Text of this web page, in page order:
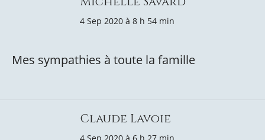
4 Sep 2020 à 8 h 54 min
Mes sympathies à toute la famille
Claude Lavoie